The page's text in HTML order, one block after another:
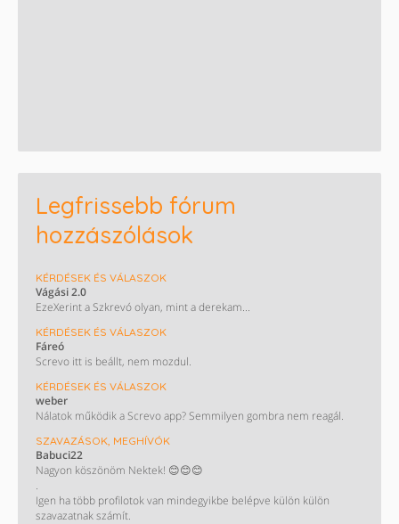
Legfrissebb fórum
hozzászólások
KÉRDÉSEK ÉS VÁLASZOK
Vágási 2.0
EzeXerint a Szkrevó olyan, mint a derekam...
KÉRDÉSEK ÉS VÁLASZOK
Fáreó
Screvo itt is beállt, nem mozdul.
KÉRDÉSEK ÉS VÁLASZOK
weber
Nálatok működik a Screvo app? Semmilyen gombra nem reagál.
SZAVAZÁSOK, MEGHÍVÓK
Babuci22
Nagyon köszönöm Nektek! 😊😊😊
.
Igen ha több profilotok van mindegyikbe belépve külön külön
szavazatnak számít.